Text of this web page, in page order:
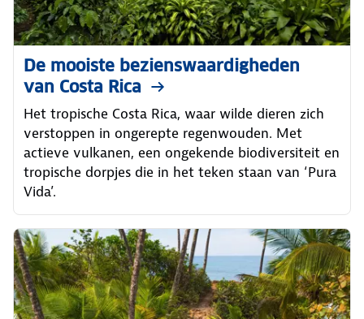
De mooiste bezienswaardigheden
van Costa Rica
Het tropische Costa Rica, waar wilde dieren zich
verstoppen in ongerepte regenwouden. Met
actieve vulkanen, een ongekende biodiversiteit en
tropische dorpjes die in het teken staan van ‘Pura
Vida’.